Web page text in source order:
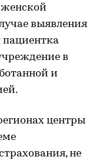
женской
выявления
пациентка
в
и
центры
не